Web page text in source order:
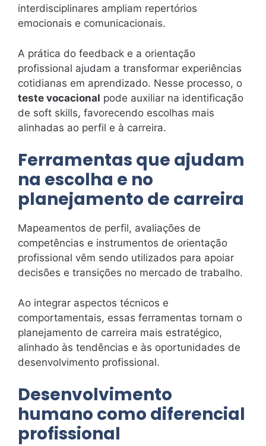
interdisciplinares ampliam repertórios
emocionais e comunicacionais.
A prática do feedback e a orientação
profissional ajudam a transformar experiências
cotidianas em aprendizado. Nesse processo, o
teste vocacional pode auxiliar na identificação
de soft skills, favorecendo escolhas mais
alinhadas ao perfil e à carreira.
Ferramentas que ajudam
na escolha e no
planejamento de carreira
Mapeamentos de perfil, avaliações de
competências e instrumentos de orientação
profissional vêm sendo utilizados para apoiar
decisões e transições no mercado de trabalho.
Ao integrar aspectos técnicos e
comportamentais, essas ferramentas tornam o
planejamento de carreira mais estratégico,
alinhado às tendências e às oportunidades de
desenvolvimento profissional.
Desenvolvimento
humano como diferencial
profissional